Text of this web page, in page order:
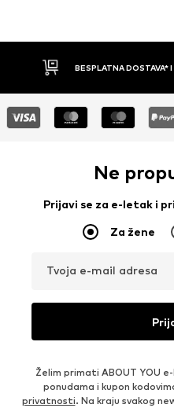
30 DANA PRAVO NA
Ne
Prijavi se za e-letak i
Za žene
Tvoja e-mail adresa
Želim primati ABOUT YOU
ponudama i kupon
privatnosti. Na kraju svakog